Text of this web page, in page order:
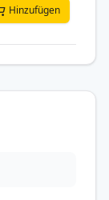
Hinzufügen